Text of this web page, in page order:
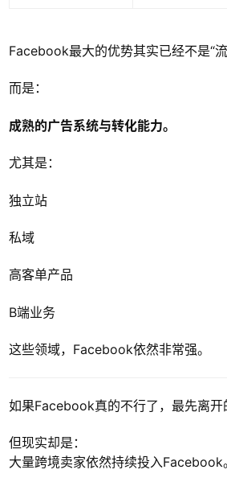
Facebook最大的优势其实已经不是“流
而是：
成熟的广告系统与转化能力。
尤其是：
独立站
私域
高客单产品
B端业务
这些领域，Facebook依然非常强。
如果Facebook真的不行了，最先离开
但现实却是：
大量跨境卖家依然持续投入Facebook。